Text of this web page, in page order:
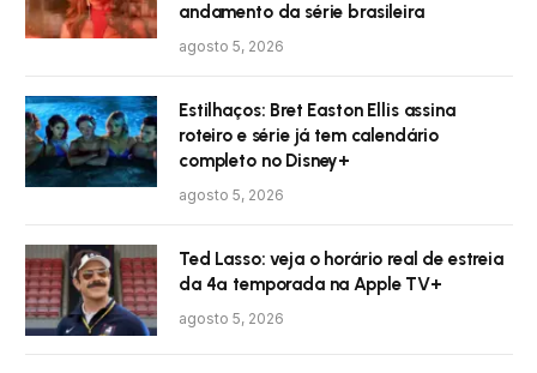
andamento da série brasileira
agosto 5, 2026
Estilhaços: Bret Easton Ellis assina
roteiro e série já tem calendário
completo no Disney+
agosto 5, 2026
Ted Lasso: veja o horário real de estreia
da 4ª temporada na Apple TV+
agosto 5, 2026